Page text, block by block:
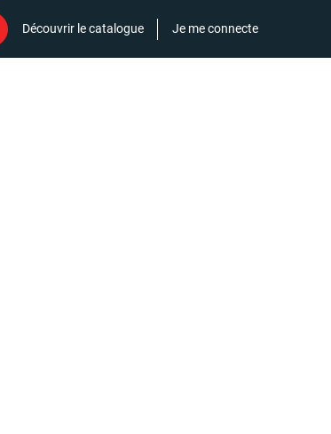
Découvrir le catalogue Je me connecte